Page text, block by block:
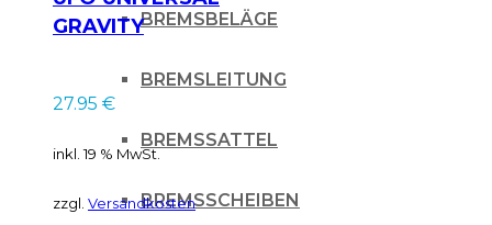
BREMSBELÄGE
BREMSLEITUNG
BREMSSATTEL
BREMSSCHEIBEN
GRAVITY
WHITE
27.95 €
inkl. 19 % MwSt.
zzgl. Versandkosten